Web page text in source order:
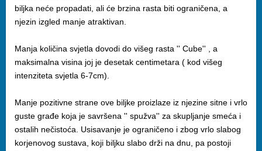
biljka neće propadati, ali će brzina rasta biti ograničena, a
njezin izgled manje atraktivan.
Manja količina svjetla dovodi do višeg rasta '' Cube'' , a
maksimalna visina joj je desetak centimetara ( kod višeg
intenziteta svjetla 6-7cm).
Manje pozitivne strane ove biljke proizlaze iz njezine sitne i vrlo
guste građe koja je savršena '' spužva'' za skupljanje smeća i
ostalih nečistoća. Usisavanje je ograničeno i zbog vrlo slabog
korjenovog sustava, koji biljku slabo drži na dnu, pa postoji